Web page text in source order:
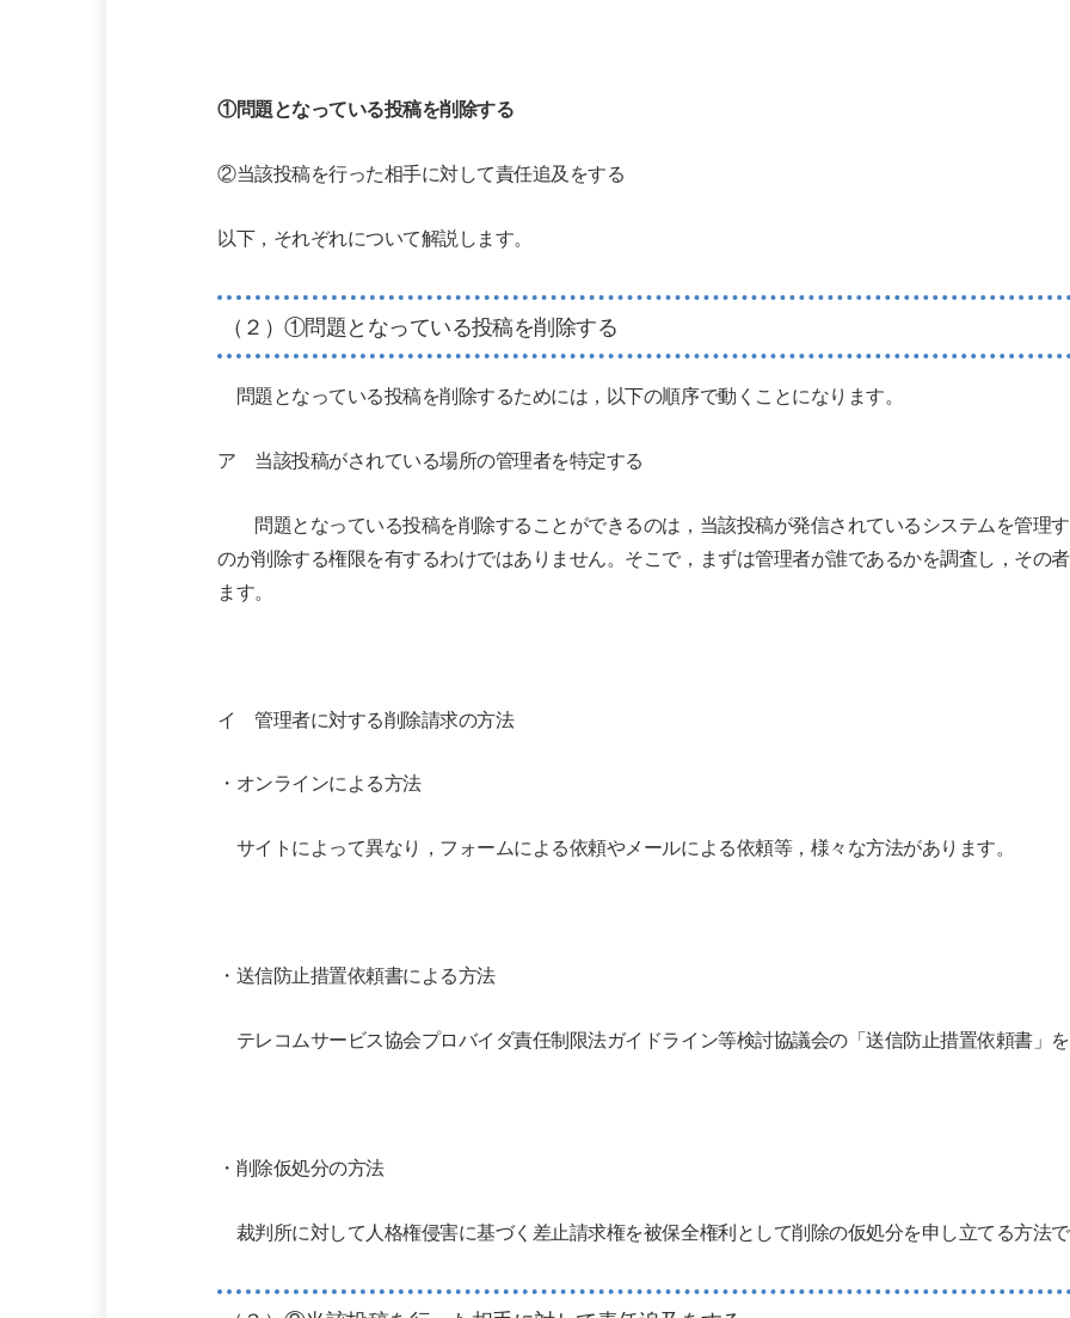
①問題となっている投稿を削除する
②当該投稿を行った相手に対して責任追及をする
以下，それぞれについて解説します。
（２）①問題となっている投稿を削除する
問題となっている投稿を削除するためには，以下の順序で動くことになります。
ア 当該投稿がされている場所の管理者を特定する
問題となっている投稿を削除することができるのは，当該投稿が発信されているシステムを管理
のが削除する権限を有するわけではありません。そこで，まずは管理者が誰であるかを調査し，その
ます。
イ 管理者に対する削除請求の方法
・オンラインによる方法
サイトによって異なり，フォームによる依頼やメールによる依頼等，様々な方法があります。
・送信防止措置依頼書による方法
テレコムサービス協会プロバイダ責任制限法ガイドライン等検討協議会の「送信防止措置依頼書」
・削除仮処分の方法
裁判所に対して人格権侵害に基づく差止請求権を被保全権利として削除の仮処分を申し立てる方法